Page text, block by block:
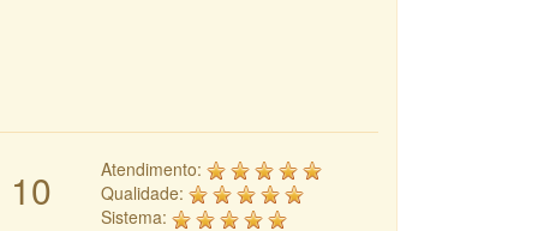
10
Atendimento:
Qualidade:
Sistema: